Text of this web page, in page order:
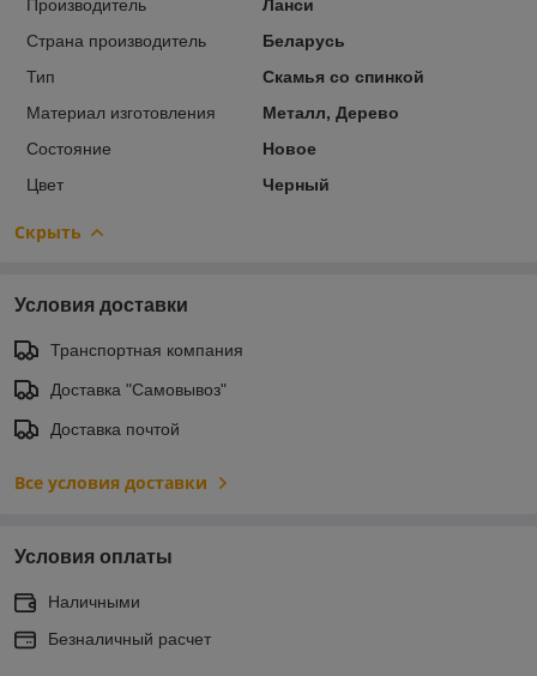
Производитель
Ланси
Страна производитель
Беларусь
Тип
Скамья со спинкой
Материал изготовления
Металл, Дерево
Состояние
Новое
Цвет
Черный
Скрыть
Условия доставки
Транспортная компания
Доставка "Самовывоз"
Доставка почтой
Все условия доставки
Условия оплаты
Наличными
Безналичный расчет